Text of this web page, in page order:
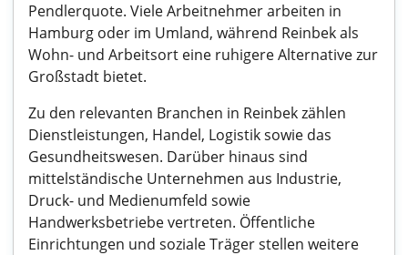
Pendlerquote. Viele Arbeitnehmer arbeiten in
Hamburg oder im Umland, während Reinbek als
Wohn- und Arbeitsort eine ruhigere Alternative zur
Großstadt bietet.
Zu den relevanten Branchen in Reinbek zählen
Dienstleistungen, Handel, Logistik sowie das
Gesundheitswesen. Darüber hinaus sind
mittelständische Unternehmen aus Industrie,
Druck- und Medienumfeld sowie
Handwerksbetriebe vertreten. Öffentliche
Einrichtungen und soziale Träger stellen weitere